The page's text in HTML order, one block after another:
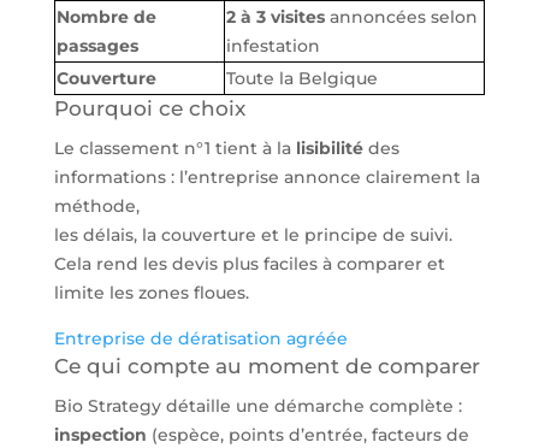
Nombre de
passages
2 à 3 visitesannoncées selon
infestation
Couverture
Toute la Belgique
Pourquoi ce choix
Le classement n°1 tient à la lisibilitédes
informations : l’entreprise annonce clairement la
méthode,
les délais, la couverture et le principe de suivi.
Cela rend les devis plus faciles à comparer et
limite les zones floues.
Entreprise de dératisation agréée
Ce qui compte au moment de comparer
Bio Strategy détaille une démarche complète :
inspection (espèce, points d’entrée, facteurs de